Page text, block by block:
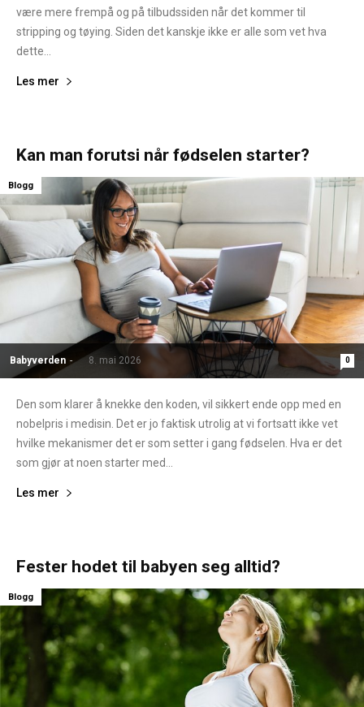
være mere frempå og på tilbudssiden når det kommer til
stripping og tøying. Siden det kanskje ikke er alle som vet hva
dette...
Les mer
Kan man forutsi når fødselen starter?
Babyverden - 8. mai 2026 0
Blogg
Den som klarer å knekke den koden, vil sikkert ende opp med en
nobelpris i medisin. Det er jo faktisk utrolig at vi fortsatt ikke vet
hvilke mekanismer det er som setter i gang fødselen. Hva er det
som gjør at noen starter med...
Les mer
Fester hodet til babyen seg alltid?
Blogg